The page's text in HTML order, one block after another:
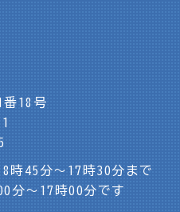
番18号
45分～17時30分まで
分～17時00分です